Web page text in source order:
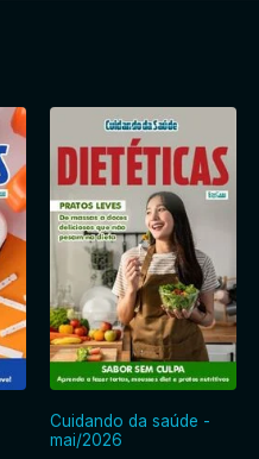
Cuidando da saúde -
mai/2026